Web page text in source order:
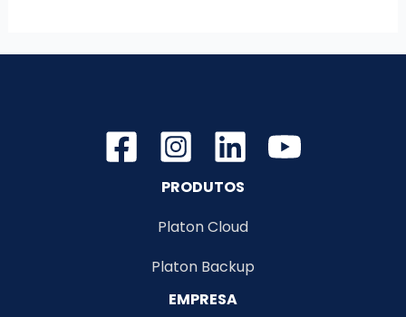
é
PRODUTOS
Platon Cloud
Platon Backup
EMPRESA